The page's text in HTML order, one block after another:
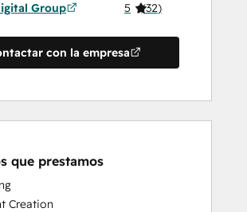
Group 5 (32)
con la empresa
que prestamos
Creation